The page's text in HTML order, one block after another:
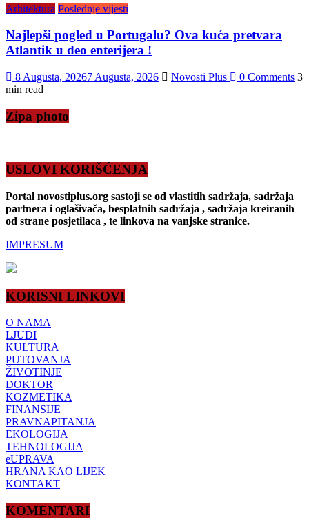
Arhitektura Poslednje vijesti
Najlepši pogled u Portugalu? Ova kuća pretvara
Atlantik u deo enterijera !
8 Augusta, 20267 Augusta, 2026 Novosti Plus 0 Comments 3
min read
Zipa photo
USLOVI KORIŠĆENJA
Portal novostiplus.org sastoji se od vlastitih sadržaja, sadržaja
partnera i oglašivača, besplatnih sadržaja , sadržaja kreiranih
od strane posjetilaca , te linkova na vanjske stranice.
IMPRESUM
KORISNI LINKOVI
O NAMA
LJUDI
KULTURA
PUTOVANJA
ŽIVOTINJE
DOKTOR
KOZMETIKA
FINANSIJE
PRAVNAPITANJA
EKOLOGIJA
TEHNOLOGIJA
eUPRAVA
HRANA KAO LIJEK
KONTAKT
KOMENTARI